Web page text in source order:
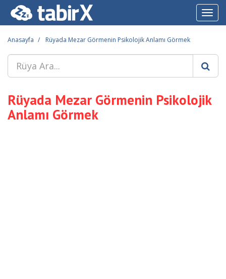
Anasayfa Rüyada Mezar Görmenin Psikolojik Anlamı Görmek
Rüyada Mezar Görmenin Psikolojik
Anlamı Görmek